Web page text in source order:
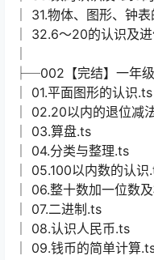
│ 31.物体、图形、钟
│ 32.6～20的认识及
├─002【完结】一年
│ 01.平面图形的认识.ts
│ 02.20以内的退位减
│ 03.算盘.ts
│ 04.分类与整理.ts
│ 05.100以内数的认识
│ 06.整十数加一位数
│ 07.二进制.ts
│ 08.认识人民币.ts
│ 09.钱币的简单计算